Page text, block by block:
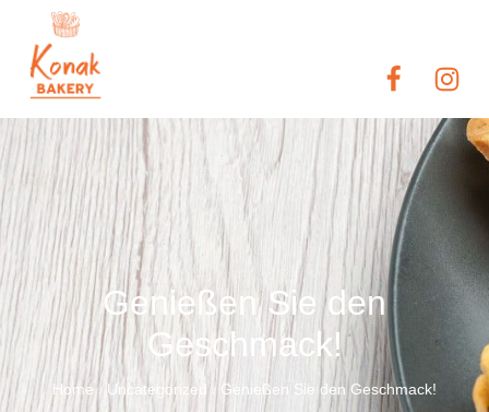
Genießen Sie den
Geschmack!
Home Uncategorized Genießen Sie den Geschmack!